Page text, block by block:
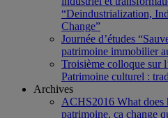
“Deindustrialization,
Change”
Journée d’études
patrimoine immobilier
Troisième colloque sur
Patrimoine culturel :
Archives
ACHS2016 What does
patrimoine, ça change